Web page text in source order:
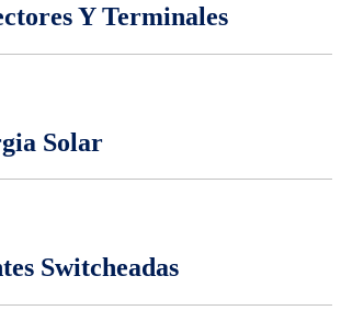
Y Terminales
Solar
Switcheadas